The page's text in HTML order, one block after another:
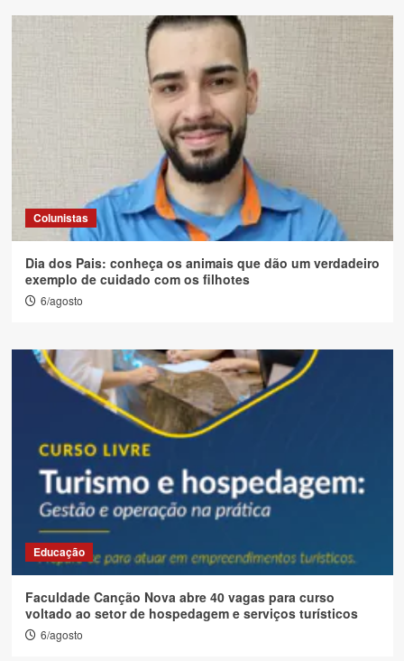
Colunistas
Dia dos Pais: conheça os animais que dão um verdadeiro
exemplo de cuidado com os filhotes
6/agosto
Educação
Faculdade Canção Nova abre 40 vagas para curso
voltado ao setor de hospedagem e serviços turísticos
6/agosto